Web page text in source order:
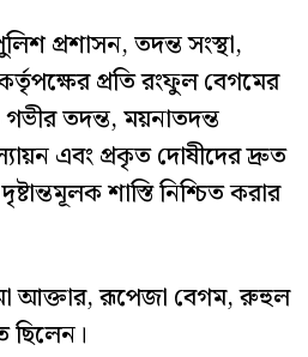
প্রশাসন, তদন্ত সংস্থা,
কর্তৃপক্ষের প্রতি রংফুল বেগমের
তদন্ত, ময়নাতদন্ত
এবং প্রকৃত দোষীদের দ্রুত
শাস্তি নিশ্চিত করার
আক্তার, রূপেজা বেগম, রুহুল